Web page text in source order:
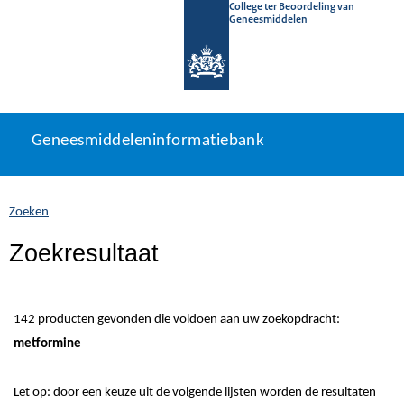
College ter Beoordeling van
Geneesmiddelen
naar
Geneesmiddeleninformatiebank
U
zich
hier:
Geneesmiddeleninformatiebank
Zoeken
Zoekresultaat
142 producten gevonden die voldoen aan uw zoekopdracht:
metformine
Let op: door een keuze uit de volgende lijsten worden de resultaten